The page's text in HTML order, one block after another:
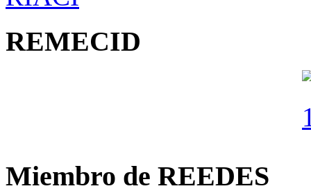
REMECID
Miembro de REEDES